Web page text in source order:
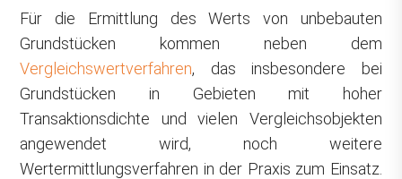
Für die Ermittlung des Werts von unbebauten
Grundstücken kommen neben dem
Vergleichswertverfahren, das insbesondere bei
Grundstücken in Gebieten mit hoher
Transaktionsdichte und vielen Vergleichsobjekten
angewendet wird, noch weitere
Wertermittlungsverfahren in der Praxis zum Einsatz.